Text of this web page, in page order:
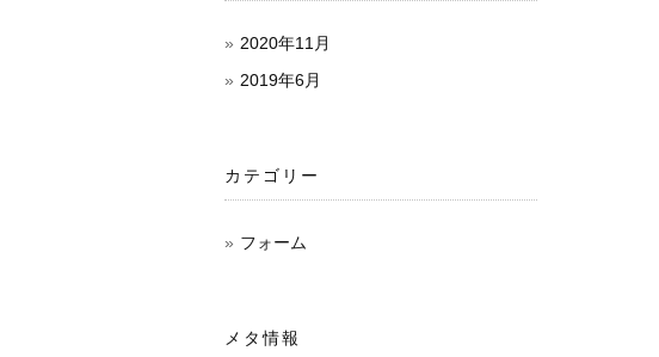
2020年11月
2019年6月
カテゴリー
フォーム
メタ情報